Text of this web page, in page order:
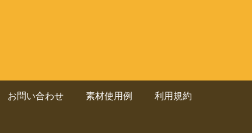
お問い合わせ 素材使用例 利用規約